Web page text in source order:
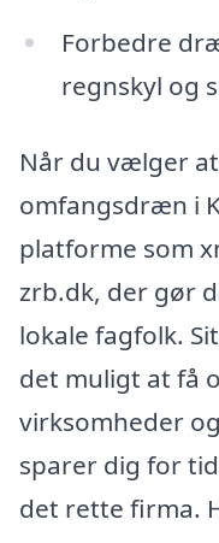
Forbedre
regnskyl og
Når du vælger
omfangsdræn i
platforme som
zrb.dk, der gør
lokale fagfolk.
det muligt at få
virksomheder
sparer dig for
det rette firma.